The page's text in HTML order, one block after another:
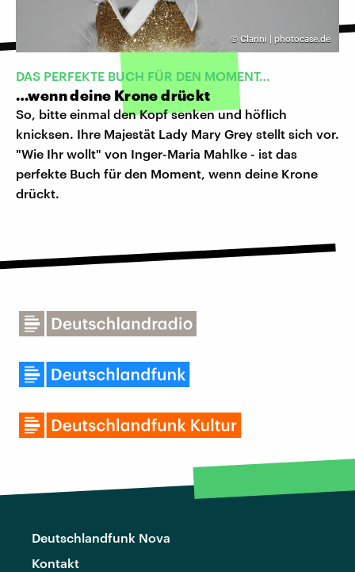
© Clarini | photocase.de
DAS PERFEKTE BUCH FÜR DEN MOMENT…
…wenn deine Krone drückt
So, bitte einmal den Kopf senken und höflich
knicksen. Ihre Majestät Lady Mary Grey stellt sich vor.
"Wie Ihr wollt" von Inger-Maria Mahlke - ist das
perfekte Buch für den Moment, wenn deine Krone
drückt.
Deutschlandfunk Nova
Kontakt